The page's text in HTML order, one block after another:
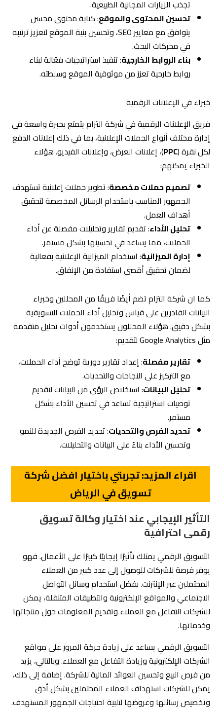
فريق الإعلانات الرقمية في شركة التزام يتمتع بخبرة واسعة في
إدارة مختلف أنواع الحملات الإعلانية، بما في ذلك إعلانات الدفع
لكل نقرة ( PPC)، إعلانات العرض، وإعلانات الفيديو. هؤلاء
الخبراء يمكنهم:
تصميم حملات مخصصة: تطوير حملات إعلانية تستهدف
أهداف العمل.
تحليل الأداء
: تقديم تقارير وتحليلات مفصلة عن أداء
الحملات، مما يساعد في تحسينها بشكل مستمر.
إدارة الميزانية: استخدام الميزانية الإعلانية بفعالية
لضمان تحقيق أقصى استفادة من الإنفاق.
كما ان شركة التزام تضم أيضًا فريقًا من المحللين وخبراء
البيانات القادرين على قياس وتحليل أداء الحملات التسويقية
بشكل دقيق. هؤلاء المحللون يستخدمون أدوات تحليل متقدمة
مثل Google Analytics لتقديم:
تقارير مفصلة: إعداد تقارير دورية توضح أداء الحملات،
مع التركيز على النجاحات والتحديات.
تحليل البيانات
: استخلاص الرؤى من البيانات لتقديم
توصيات استراتيجية تساعد في تحسين الأداء بشكل
مستمر.
تحديد الفرص والتحديات: تحديد الفرص الجديدة للنمو
وتحسين الأداء بناءً على البيانات والتحليلات.
اقراء المزيد: تجربتي باختيار افضل شركة
تسويق في الرياض
التأثير الإيجابي عند اختيار وكالة تسويق
رقمى احترافية
التسويق الرقمي يمتلك تأثيرًا إيجابيًا كبيرًا على الأعمال. فهو
المحتملين عبر الإنترنت. بفضل استخدام وسائل التواصل
الاجتماعي والمواقع الإلكترونية والتطبيقات المتنقلة، يمكن
للشركات التفاعل مع العملاء وتقديم المعلومات حول منتجاتها
وخدماتها.
التسويق الرقمي يساعد على زيادة حركة المرور على مواقع
الشركات الإلكترونية وزيادة التفاعل مع العملاء. وبالتالي، يزيد
من فرص البيع وتحسين العوائد المالية للشركة. إضافة إلى ذلك،
يمكن للشركات استهداف العملاء المحتملين بشكل أدق
وتخصيص رسائلها وعروضها لتلبية احتياجات الجمهور المستهدف.
علاوة على ذلك، التسويق الالكتروني يوفر للشركات ميزة
المراقبة والتحليل المستمر للحملات التسويقية. يمكن للشركات
قياس تأثير حملاتها ومعرفة أي استراتيجيات تسويق تعمل
بشكل أفضل وتحقق أفضل نتائج. هذا يسمح للشركات بتحسين
استراتيجياتها المستقبلية وتحقيق نتائج أفضل بشكل مستمر.
باختصار، التسويق الرقمي يساعد الشركات على الوصول لعملاء
جدد وتحسين العلاقة مع العملاء الحاليين. كما يوفر للشركات